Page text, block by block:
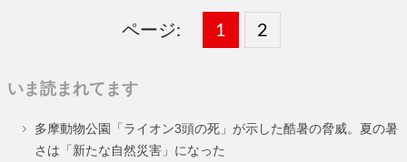
ページ:
固
ー
1 ,
固
ー
2
いま読まれてます
多摩動物公園「ライオン3頭の死」が示した酷暑の脅威。夏の暑
さは「新たな自然災害」になった